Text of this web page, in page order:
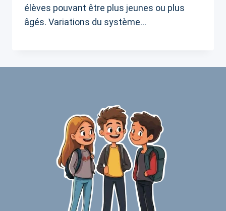
élèves pouvant être plus jeunes ou plus
âgés. Variations du système…